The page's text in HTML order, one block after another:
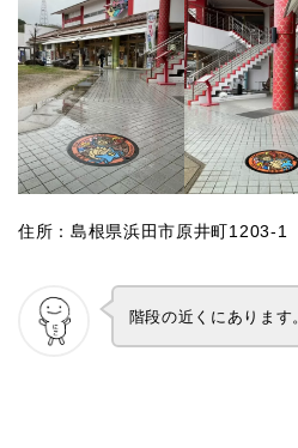
住所：島根県浜田市原井町1203-1
階段の近くにあります